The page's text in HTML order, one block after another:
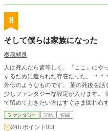
8
そして僕らは家族になった
奏穏朔良
人は死んだら皆等しく、『ここ』にや
するために造られた存在だった。 ＊＊＊ 『欲しいものが手に入らないお話』の
外伝のようなものです。 菫の死後を話を描いたものなので、死後の世界という
少しファンタジーな設定が入ります。
で留めておきたい方はすぐさま回れ右
ファンタジー 完結 短編
24h.ポイント 0pt